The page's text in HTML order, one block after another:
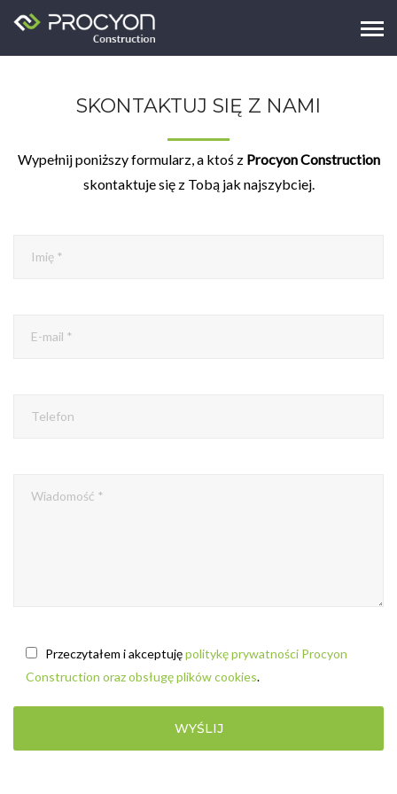
SKONTAKTUJ SIĘ Z NAMI
Wypełnij poniższy formularz, a ktoś z Procyon Construction
skontaktuje się z Tobą jak najszybciej.
Przeczytałem i akceptujępolitykę prywatności Procyon
Construction oraz obsługę plików cookies.